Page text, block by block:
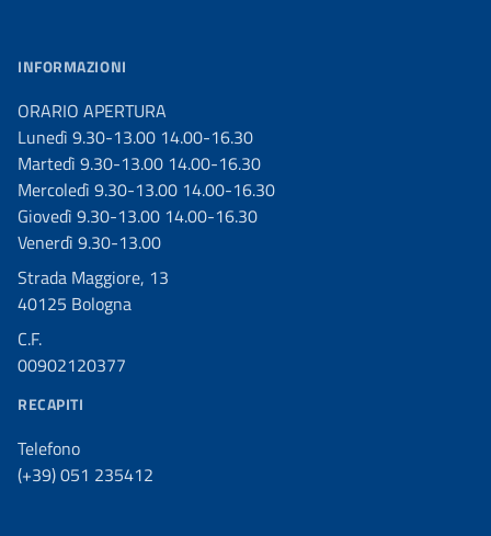
INFORMAZIONI
ORARIO APERTURA
Lunedì 9.30-13.00 14.00-16.30
Martedì 9.30-13.00 14.00-16.30
Mercoledì 9.30-13.00 14.00-16.30
Giovedì 9.30-13.00 14.00-16.30
Venerdì 9.30-13.00
Strada Maggiore, 13
40125 Bologna
C.F.
00902120377
RECAPITI
Telefono
(+39) 051 235412